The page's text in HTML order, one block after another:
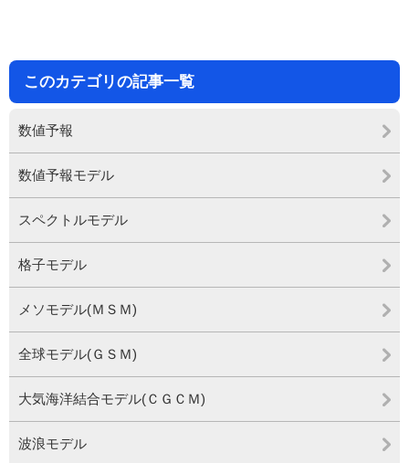
このカテゴリの記事一覧
数値予報
数値予報モデル
スペクトルモデル
格子モデル
メソモデル(ＭＳＭ)
全球モデル(ＧＳＭ)
大気海洋結合モデル(ＣＧＣＭ)
波浪モデル